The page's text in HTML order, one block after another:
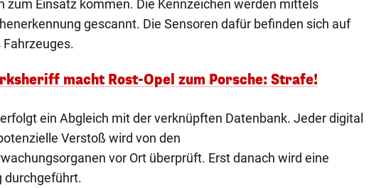
zum Einsatz kommen. Die Kennzeichen werden mittels
gescannt. Die Sensoren dafür befinden sich auf
macht Rost-Opel zum Porsche: Strafe!
ein Abgleich mit der verknüpften Datenbank. Jeder digital
Verstoß wird von den
vor Ort überprüft. Erst danach wird eine
durchgeführt.